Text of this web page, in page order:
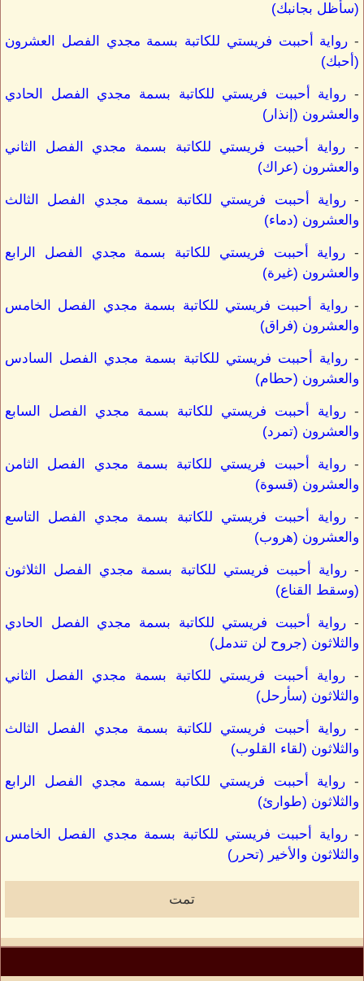
(سأظل بجانبك)
- رواية أحببت فريستي للكاتبة بسمة مجدي الفصل العشرون
(أحبك)
- رواية أحببت فريستي للكاتبة بسمة مجدي الفصل الحادي
والعشرون (إنذار)
- رواية أحببت فريستي للكاتبة بسمة مجدي الفصل الثاني
والعشرون (عراك)
-رواية أحببت فريستي للكاتبة بسمة مجدي الفصل الثالث
والعشرون (دماء)
- رواية أحببت فريستي للكاتبة بسمة مجدي الفصل الرابع
والعشرون (غيرة)
-رواية أحببت فريستي للكاتبة بسمة مجدي الفصل الخامس
والعشرون (فراق)
-رواية أحببت فريستي للكاتبة بسمة مجدي الفصل السادس
والعشرون (حطام)
- رواية أحببت فريستي للكاتبة بسمة مجدي الفصل السابع
والعشرون (تمرد)
-رواية أحببت فريستي للكاتبة بسمة مجدي الفصل الثامن
والعشرون (قسوة)
-رواية أحببت فريستي للكاتبة بسمة مجدي الفصل التاسع
والعشرون (هروب)
-رواية أحببت فريستي للكاتبة بسمة مجدي الفصل الثلاثون
(وسقط القناع)
- رواية أحببت فريستي للكاتبة بسمة مجدي الفصل الحادي
والثلاثون (جروح لن تندمل)
- رواية أحببت فريستي للكاتبة بسمة مجدي الفصل الثاني
والثلاثون (سأرحل)
-رواية أحببت فريستي للكاتبة بسمة مجدي الفصل الثالث
والثلاثون (لقاء القلوب)
- رواية أحببت فريستي للكاتبة بسمة مجدي الفصل الرابع
والثلاثون (طوارئ)
-رواية أحببت فريستي للكاتبة بسمة مجدي الفصل الخامس
والثلاثون والأخير (تحرر)
تمت